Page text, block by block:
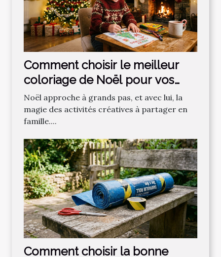
Comment choisir le meilleur
coloriage de Noël pour vos
enfants ?
Noël approche à grands pas, et avec lui, la
magie des activités créatives à partager en
famille....
Comment choisir la bonne